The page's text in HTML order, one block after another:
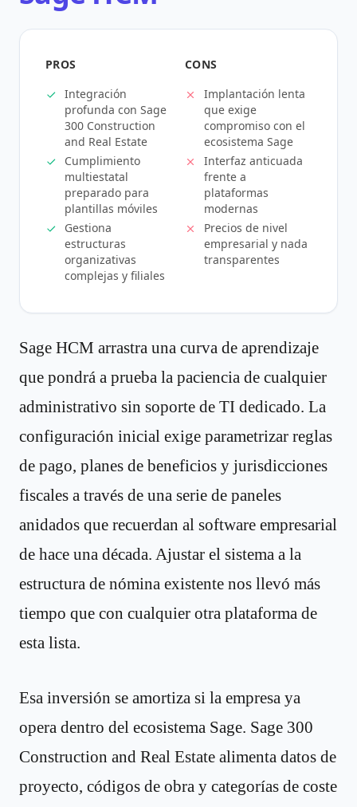
PROS
Integración
profunda con Sage
300 Construction
and Real Estate
Cumplimiento
multiestatal
preparado para
plantillas móviles
Gestiona
estructuras
organizativas
complejas y filiales
CONS
Implantación lenta
que exige
compromiso con el
ecosistema Sage
Interfaz anticuada
frente a
plataformas
modernas
Precios de nivel
empresarial y nada
transparentes
Sage HCM arrastra una curva de aprendizaje
que pondrá a prueba la paciencia de cualquier
administrativo sin soporte de TI dedicado. La
configuración inicial exige parametrizar reglas
de pago, planes de beneficios y jurisdicciones
fiscales a través de una serie de paneles
anidados que recuerdan al software empresarial
de hace una década. Ajustar el sistema a la
estructura de nómina existente nos llevó más
tiempo que con cualquier otra plataforma de
esta lista.
Esa inversión se amortiza si la empresa ya
opera dentro del ecosistema Sage. Sage 300
Construction and Real Estate alimenta datos de
proyecto, códigos de obra y categorías de coste